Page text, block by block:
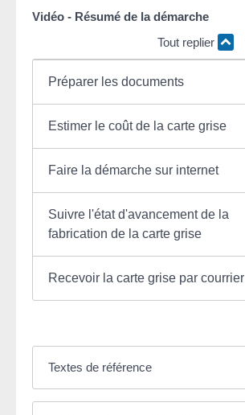
Vidéo - Résumé de la démarche
Tout replier
Préparer les documents
Estimer le coût de la carte grise
Faire la démarche sur internet
Suivre l'état d'avancement de la
fabrication de la carte grise
Recevoir la carte grise par courrier
Textes de référence